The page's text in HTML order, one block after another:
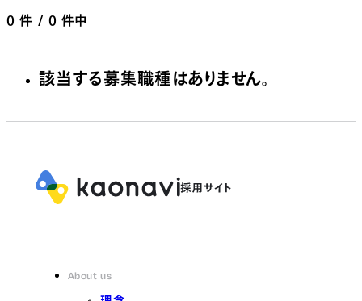
0 件 / 0 件中
該当する募集職種はありません。
About us